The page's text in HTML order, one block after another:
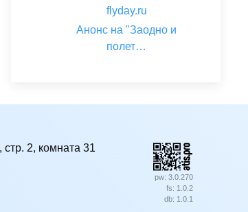
flyday.ru
Анонс на "Заодно и
полет…
2, комната 31
pw: 3.0.270
fs: 1.0.2
db: 1.0.1